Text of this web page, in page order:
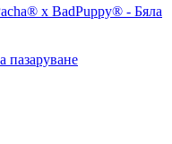
пазаруване